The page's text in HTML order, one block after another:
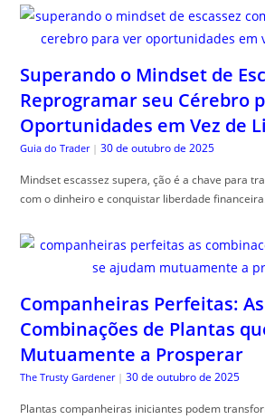
Superando o Mindset de
Reprogramar seu Cérebro
Oportunidades em Vez de
Guia do Trader | 30 de outubro de 2025
Mindset escassez supera, ção é a chave para
com o dinheiro e conquistar liberdade
Companheiras Perfeitas: As
Combinações de Plantas
Mutuamente a Prosperar
The Trusty Gardener | 30 de outubro de 2025
Plantas companheiras iniciantes podem